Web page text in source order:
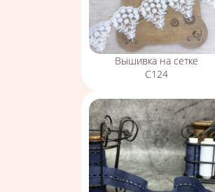
Вышивка на сетке
С124